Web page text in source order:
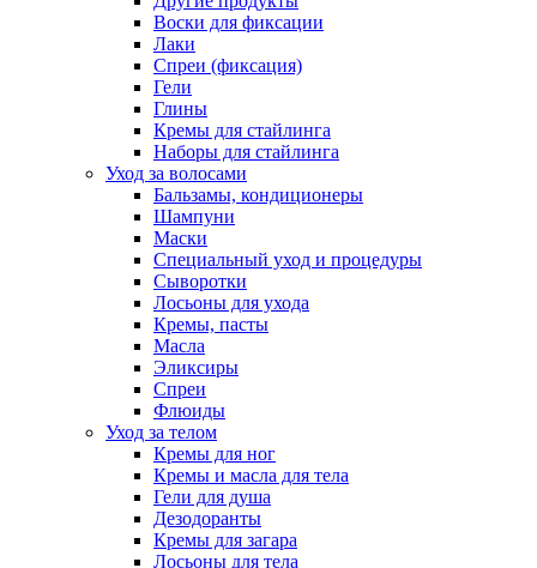
Воски для фиксации
Лаки
Спреи (фиксация)
Гели
Глины
Кремы для стайлинга
Наборы для стайлинга
Уход за волосами
Бальзамы, кондиционеры
Шампуни
Маски
Специальный уход и процедуры
Сыворотки
Лосьоны для ухода
Кремы, пасты
Масла
Эликсиры
Спреи
Флюиды
Уход за телом
Кремы для ног
Кремы и масла для тела
Гели для душа
Дезодоранты
Кремы для загара
Лосьоны для тела